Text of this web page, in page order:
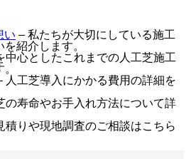
い – 私たちが大切にしている施工
紹介します。
中心としたこれまでの人工芝施工
人工芝導入にかかる費用の詳細を
の寿命やお手入れ方法について詳
積りや現地調査のご相談はこちら